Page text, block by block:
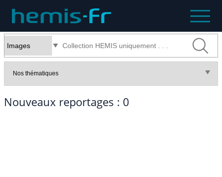
Nouveaux reportages : 0